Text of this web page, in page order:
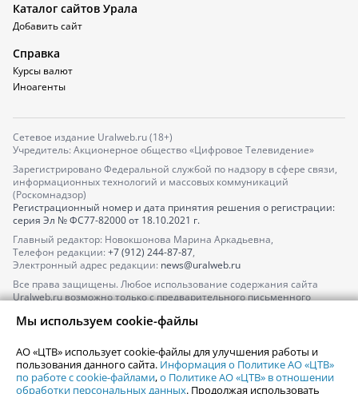
Каталог сайтов Урала
Добавить сайт
Справка
Курсы валют
Иноагенты
Сетевое издание Uralweb.ru (18+)
Учредитель: Акционерное общество «Цифровое Телевидение»
Зарегистрировано Федеральной службой по надзору в сфере связи,
информационных технологий и массовых коммуникаций
(Роскомнадзор)
Регистрационный номер и дата принятия решения о регистрации:
серия Эл № ФС77-82000от 18.10.2021 г.
Главный редактор: Новокшонова Марина Аркадьевна,
Телефон редакции: +7 (912) 244-87-87,
Электронный адрес редакции: news@uralweb.ru
Все права защищены. Любое использование содержания сайта
Uralweb.ru возможно только с предварительного письменного
По вопросам размещения рекламы обращайтесь по тел.
По вопросам размещения информации в разделе «Афиша»
afisha@uralweb.ru
Мы используем cookie-файлы
АО «ЦТВ» использует cookie-файлы для улучшения работы и
пользования данного сайта. Информация о Политике АО «ЦТВ»
по работе с cookie-файлами,о Политике АО «ЦТВ» в отношении
обработки персональных данных. Продолжая использовать